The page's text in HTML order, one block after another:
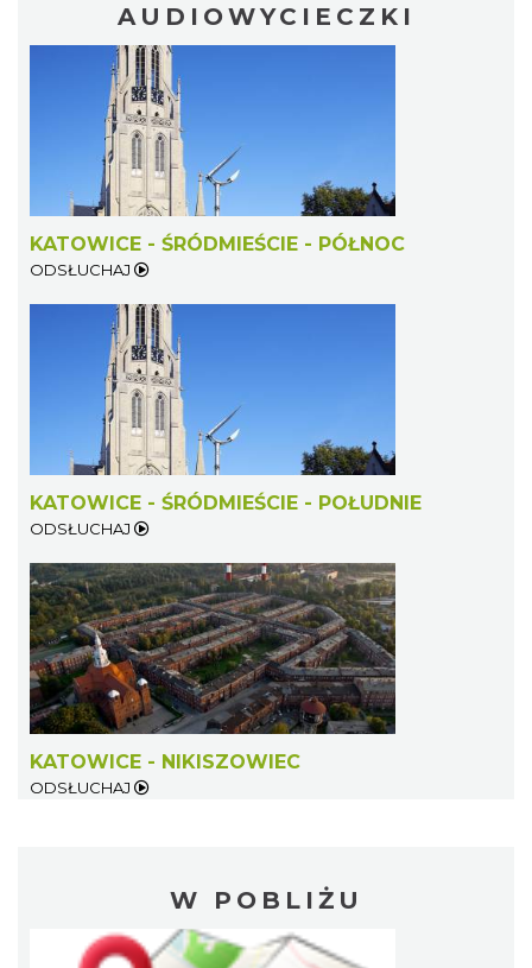
AUDIOWYCIECZKI
KATOWICE - ŚRÓDMIEŚCIE - PÓŁNOC
ODSŁUCHAJ
KATOWICE - ŚRÓDMIEŚCIE - POŁUDNIE
ODSŁUCHAJ
KATOWICE - NIKISZOWIEC
ODSŁUCHAJ
W POBLIŻU